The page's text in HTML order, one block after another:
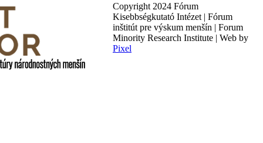
Copyright 2024 Fórum
Kisebbségkutató Intézet | Fórum
inštitút pre výskum menšín | Forum
Minority Research Institute | Web by
Pixel